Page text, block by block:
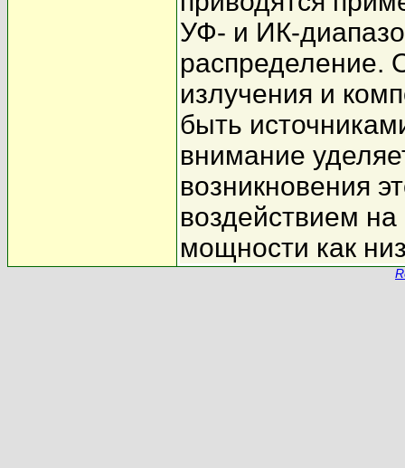
УФ- и ИК-
распределение.
излучения и
быть
внимание
возникновения
воздействием
мощности как